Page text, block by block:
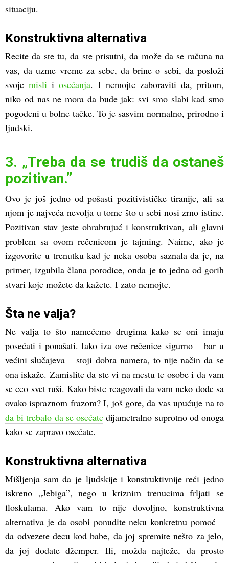
situaciju.
Konstruktivna alternativa
Recite da ste tu, da ste prisutni, da može da se računa na
vas, da uzme vreme za sebe, da brine o sebi, da posloži
svojemisli iosećanja. I nemojte zaboraviti da, pritom,
niko od nas ne mora da bude jak: svi smo slabi kad smo
pogođeni u bolne tačke. To je sasvim normalno, prirodno i
ljudski.
3. „Treba da se trudiš da ostaneš
pozitivan.”
Ovo je još jedno od pošasti pozitivističke tiranije, ali sa
njom je najveća nevolja u tome što u sebi nosi zrno istine.
Pozitivan stav jeste ohrabrujuć i konstruktivan, ali glavni
problem sa ovom rečenicom je tajming. Naime, ako je
izgovorite u trenutku kad je neka osoba saznala da je, na
primer, izgubila člana porodice, onda je to jedna od gorih
stvari koje možete da kažete. I zato nemojte.
Šta ne valja?
Ne valja to što namećemo drugima kako se oni imaju
posećati i ponašati. Iako iza ove rečenice sigurno – bar u
većini slučajeva – stoji dobra namera, to nije način da se
ona iskaže. Zamislite da ste vi na mestu te osobe i da vam
se ceo svet ruši. Kako biste reagovali da vam neko dođe sa
ovako ispraznom frazom? I, još gore, da vas upućuje na to
da bi trebalo da se osećate dijametralno suprotno od onoga
kako se zapravo osećate.
Konstruktivna alternativa
Mišljenja sam da je ljudskije i konstruktivnije reći jedno
iskreno „Jebiga”, nego u kriznim trenucima frljati se
floskulama. Ako vam to nije dovoljno, konstruktivna
alternativa je da osobi ponudite neku konkretnu pomoć –
da odvezete decu kod babe, da joj spremite nešto za jelo,
da joj dodate džemper. Ili, možda najteže, da prosto